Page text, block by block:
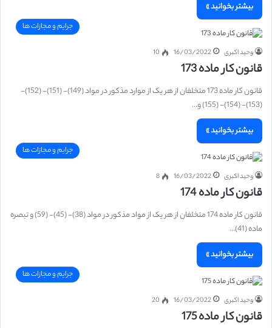
بیشتر بخوانید »
جرایم و مجازات ها
وحید اکبری 16/03/2022
10
قانون کار ماده 173
قانون کار ماده 173 متخلفان از هر یک از موارد مذکور در مواد (149)- (151)- (152)-
(153)- (154)- (155) و…
بیشتر بخوانید »
جرایم و مجازات ها
وحید اکبری 16/03/2022
8
قانون کار ماده 174
قانون کار ماده 174 متخلفان از هر یک از مواد مذکور در مواد (38)- (45)- (59) و تبصره
ماده (41)…
بیشتر بخوانید »
جرایم و مجازات ها
وحید اکبری 16/03/2022
20
قانون کار ماده 175